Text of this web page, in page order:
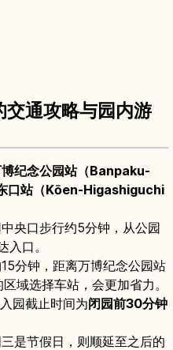
通攻略与园内游
纪念公园站（Banpaku-
口站（Kōen-Higashiguchi
央口步行约5分钟，从公园
口。
分钟，距离万博纪念公园站
域选择车站，会更加省力。
入园截止时间为闭园前30分钟
是节假日，则顺延至之后的